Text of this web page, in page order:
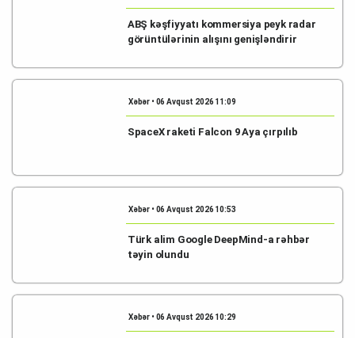
ABŞ kəşfiyyatı kommersiya peyk radar
görüntülərinin alışını genişləndirir
Xəbər • 06 Avqust 2026 11:09
SpaceX raketi Falcon 9 Aya çırpılıb
Xəbər • 06 Avqust 2026 10:53
Türk alim Google DeepMind-a rəhbər
təyin olundu
Xəbər • 06 Avqust 2026 10:29